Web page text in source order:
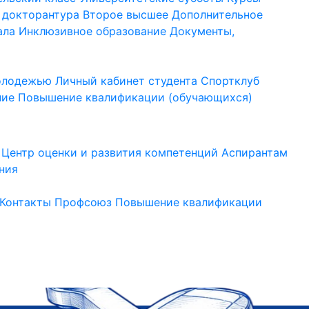
Второе высшее Дополнительное
Инклюзивное образование Документы,
Личный кабинет студента Спортклуб
Повышение квалификации (обучающихся)
Центр оценки и развития компетенций Аспирантам
Контакты Профсоюз Повышение квалификации